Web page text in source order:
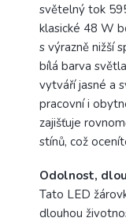
světelný tok
klasické 48 W
s výrazně nižší
bílá barva
vytváří jasné a
pracovní i
zajišťuje
stínů, což
Odolnost,
Tato LED
dlouhou